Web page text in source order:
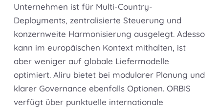
Unternehmen ist für Multi-Country-
Deployments, zentralisierte Steuerung und
konzernweite Harmonisierung ausgelegt. Adesso
kann im europäischen Kontext mithalten, ist
aber weniger auf globale Liefermodelle
optimiert. Aliru bietet bei modularer Planung und
klarer Governance ebenfalls Optionen. ORBIS
verfügt über punktuelle internationale